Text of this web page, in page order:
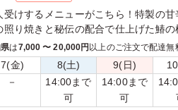
受けするメニューがこちら！特製の
照り焼きと秘伝の配合で仕上げた鰆の
弁当でお楽しみいただけます。
は7,000 〜 20,000円 以上のご注文で配達無
7(金) 8(土) 9(日)
－
14:00まで
可
14:00まで
可